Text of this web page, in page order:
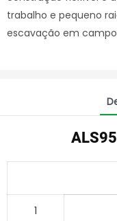
trabalho e pequeno
escavação em
1